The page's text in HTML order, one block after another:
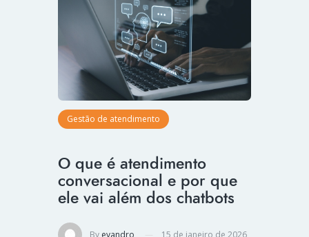
Gestão de atendimento
O que é atendimento
conversacional e por que
ele vai além dos chatbots
By evandro 15 de janeiro de 2026